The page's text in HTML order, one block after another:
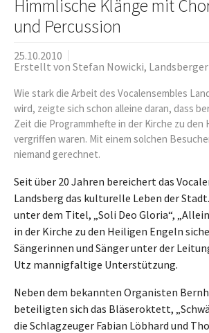
Himmlische Klänge mit
und Percussion
25.10.2010
Erstellt von Stefan Nowicki,
Wie stark die Arbeit des Vocalensembles
wird, zeigte sich schon alleine daran, dass
Zeit die Programmhefte in der Kirche zu den
vergriffen waren. Mit einem solchen
niemand gerechnet.
Seit über 20 Jahren bereichert das
Landsberg das kulturelle Leben der
unter dem Titel, „Soli Deo Gloria“,
in der Kirche zu den Heiligen Engeln
Sängerinnen und Sänger unter der
Utz mannigfaltige Unterstützung.
Neben dem bekannten Organisten
beteiligten sich das Bläseroktett,
die Schlagzeuger Fabian Löbhard und